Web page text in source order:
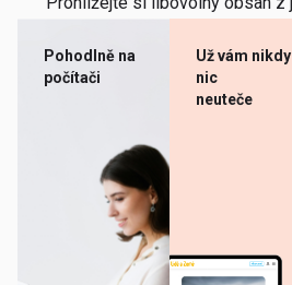
Pohodlně na
počítači
Už vám nikdy
nic
neuteče